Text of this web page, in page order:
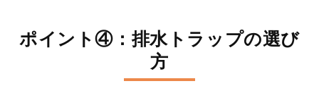
ポイント④：排水トラップの選び
方